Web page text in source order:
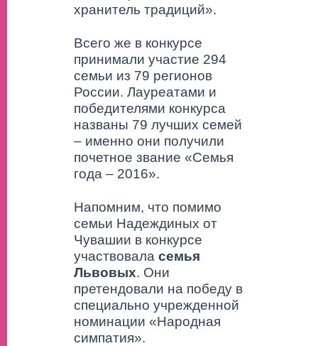
хранитель традиций».
Всего же в конкурсе
принимали участие 294
семьи из 79 регионов
России. Лауреатами и
победителями конкурса
названы 79 лучших семей
– именно они получили
почетное звание «Семья
года – 2016».
Напомним, что помимо
семьи Надеждиных от
Чувашии в конкурсе
участвовала семья
Львовых. Они
претендовали на победу в
специально учрежденной
номинации «Народная
симпатия».